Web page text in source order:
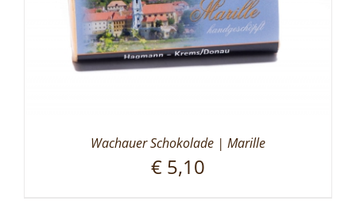
Wachauer Schokolade | Marille
€ 5,10